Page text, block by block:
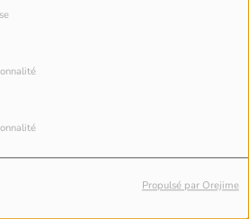
Propulsé par Orejime
cliquez
sur
le
un